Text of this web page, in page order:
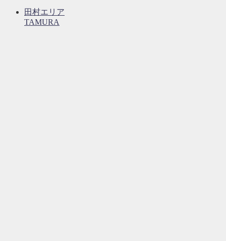
田村エリア
TAMURA